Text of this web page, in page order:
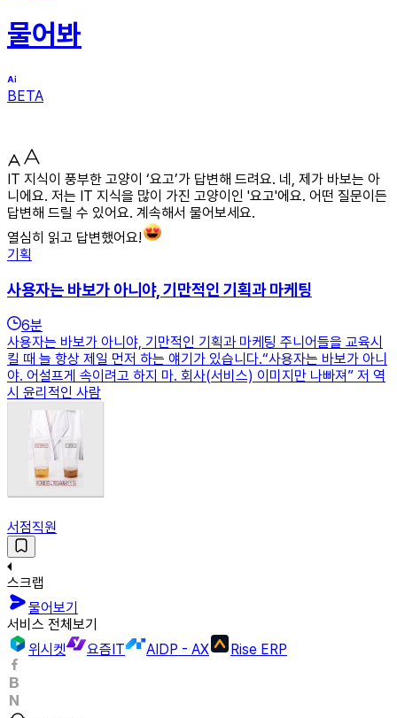
물어봐
BETA
IT 지식이 풍부한 고양이 ‘요고’가 답변해 드려요. 네, 제가 바보는 아
니에요. 저는 IT 지식을 많이 가진 고양이인 '요고'에요. 어떤 질문이든
답변해 드릴 수 있어요. 계속해서 물어보세요.
열심히 읽고 답변했어요!
기획
사용자는 바보가 아니야, 기만적인 기획과 마케팅
6분
사용자는 바보가 아니야, 기만적인 기획과 마케팅 주니어들을 교육시
킬 때 늘 항상 제일 먼저 하는 얘기가 있습니다.“사용자는 바보가 아니
야. 어설프게 속이려고 하지 마. 회사(서비스) 이미지만 나빠져” 저 역
시 윤리적인 사람
서점직원
스크랩
물어보기
서비스 전체보기
위시켓
요즘IT AIDP - AX Rise ERP